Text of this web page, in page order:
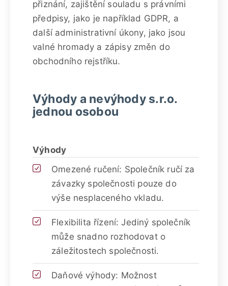
přiznání, zajištění souladu s právními
předpisy, jako je například GDPR, a
další administrativní úkony, jako jsou
valné hromady a zápisy změn do
obchodního rejstříku.
Výhody a nevýhody s.r.o.
jednou osobou
Výhody
Omezené ručení: Společník ručí za
závazky společnosti pouze do
výše nesplaceného vkladu.
Flexibilita řízení: Jediný společník
může snadno rozhodovat o
záležitostech společnosti.
Daňové výhody: Možnost